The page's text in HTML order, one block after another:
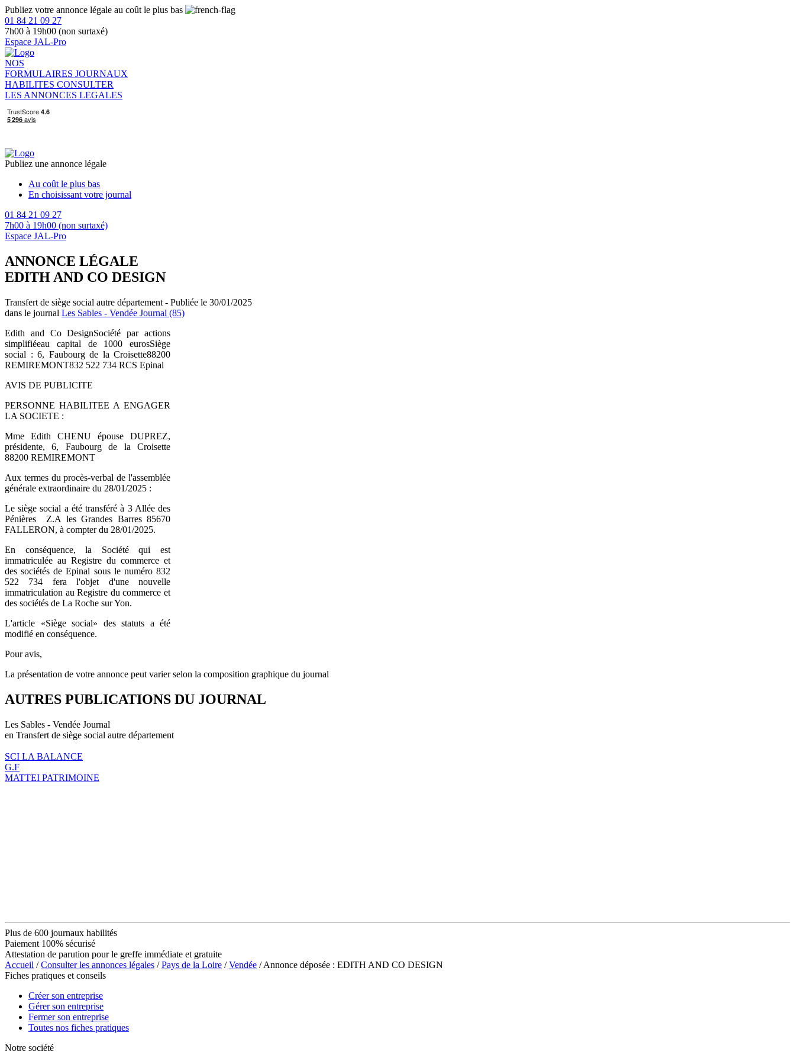
Publiez votre annonce légale au coût le plus bas
01 84 21 09 27
7h00 à 19h00 (non surtaxé)
Espace JAL-Pro
NOS
FORMULAIRES JOURNAUX
HABILITES CONSULTER
LES ANNONCES LEGALES
Publiez une annonce légale
Au coût le plus bas
En choisissant votre journal
01 84 21 09 27
7h00 à 19h00 (non surtaxé)
Espace JAL-Pro
ANNONCE LÉGALE
EDITH AND CO DESIGN
Transfert de siège social autre département - Publiée le 30/01/2025
dans le journal Les Sables - Vendée Journal (85)
Edith and Co DesignSociété par actions
simplifiéeau capital de 1000 eurosSiège
social : 6, Faubourg de la Croisette88200
REMIREMONT832 522 734 RCS Epinal
AVIS DE PUBLICITE
PERSONNE HABILITEE A ENGAGER
LA SOCIETE :
Mme Edith CHENU épouse DUPREZ,
présidente, 6, Faubourg de la Croisette
88200 REMIREMONT
Aux termes du procès-verbal de l'assemblée
générale extraordinaire du 28/01/2025 :
Le siège social a été transféré à 3 Allée des
Pénières Z.A les Grandes Barres 85670
FALLERON, à compter du 28/01/2025.
En conséquence, la Société qui est
immatriculée au Registre du commerce et
des sociétés de Epinal sous le numéro 832
522 734 fera l'objet d'une nouvelle
immatriculation au Registre du commerce et
des sociétés de La Roche sur Yon.
L'article «Siège social» des statuts a été
modifié en conséquence.
Pour avis,
La présentation de votre annonce peut varier selon la composition graphique du journal
AUTRES PUBLICATIONS DU JOURNAL
Les Sables - Vendée Journal
en Transfert de siège social autre département
SCI LA BALANCE
G.F
MATTEI PATRIMOINE
Plus de 600 journaux habilités
Paiement 100% sécurisé
Attestation de parution pour le greffe immédiate et gratuite
Accueil /Consulter les annonces légales /Pays de la Loire /Vendée / Annonce déposée : EDITH AND CO DESIGN
Fiches pratiques et conseils
Créer son entreprise
Gérer son entreprise
Fermer son entreprise
Toutes nos fiches pratiques
Notre société